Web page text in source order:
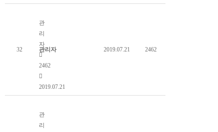
32
관
리
자
2462
2019.07.21
관리자 2019.07.21 2462
관
리